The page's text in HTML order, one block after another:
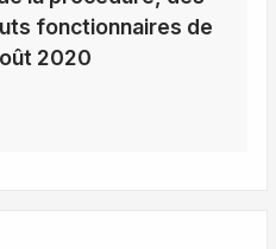
fonctionnaires de
2020